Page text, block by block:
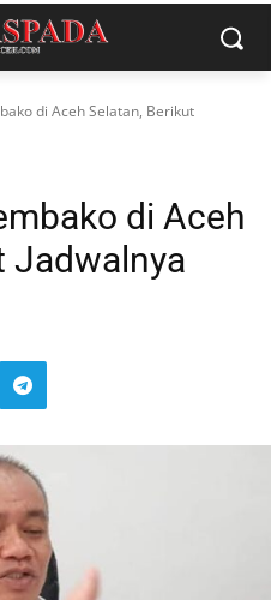
di Aceh Selatan, Berikut
di Aceh
Jadwalnya